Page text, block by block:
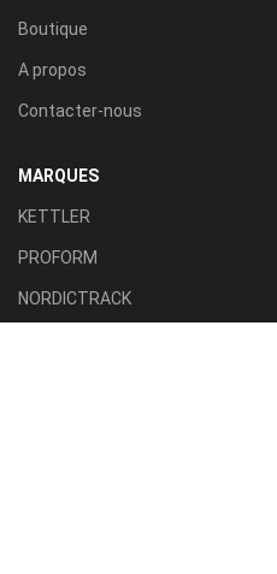
Boutique
A propos
Contacter-nous
MARQUES
KETTLER
PROFORM
NORDICTRACK